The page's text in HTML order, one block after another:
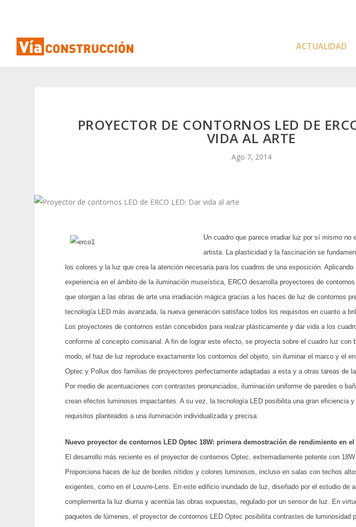
ACTUALIDAD
PROYECTOR DE CONTORNOS LED DE
VIDA AL ARTE
Ago 7, 2014
Un cuadro que parece irradiar luz por sí mismo no
artista. La plasticidad y la fascinación se
los colores y la luz que crea la atención necesaria para los cuadros de una exposición.
experiencia en el ámbito de la iluminación museística, ERCO desarrolla proyectores de
que otorgan a las obras de arte una irradiación mágica gracias a los haces de luz de contornos
tecnología LED más avanzada, la nueva generación satisface todos los requisitos en cuanto a
Los proyectores de contornos están concebidos para realzar plásticamente y dar vida a los
conforme al concepto comisarial. A fin de lograr este efecto, se proyecta sobre el cuadro luz con
modo, el haz de luz reproduce exactamente los contornos del objeto, sin iluminar el marco y el
Optec y Pollux dos familias de proyectores perfectamente adaptadas a esta y a otras tareas de
Por medio de acentuaciones con contrastes pronunciados, iluminación uniforme de paredes o
crean efectos luminosos impactantes. A su vez, la tecnología LED posibilita una gran eficiencia
requisitos planteados a una iluminación individualizada y precisa.
Nuevo proyector de contornos LED Optec 18W: primera demostración de rendimiento en
El desarrollo más reciente es el proyector de contornos Optec, extremadamente potente con
Proporciona haces de luz de bordes nítidos y colores luminosos, incluso en salas con techos
exigentes, como en el Louvre-Lens. En este edificio inundado de luz, diseñado por el estudio de
complementa la luz diurna y acentúa las obras expuestas, regulado por un sensor de luz. En
paquetes de lúmenes, el proyector de contornos LED Optec posibilita contrastes de luminosidad